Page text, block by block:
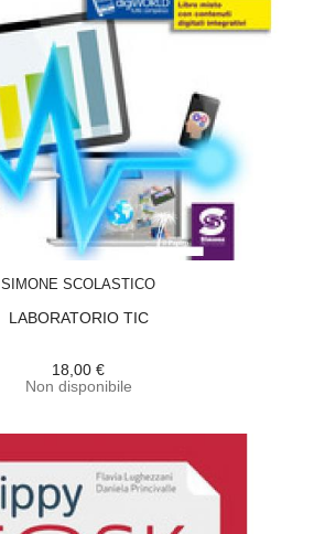
SIMONE SCOLASTICO
LABORATORIO TIC
18,00 €
Non disponibile